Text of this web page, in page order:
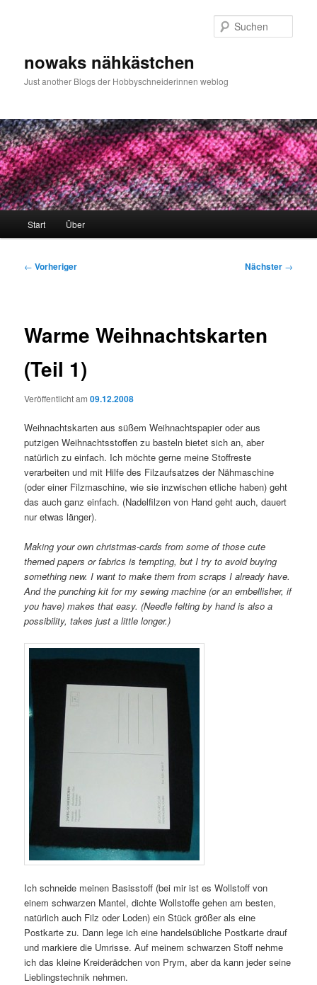
nowaks nähkästchen
Just another Blogs der Hobbyschneiderinnen weblog
Start Über
Beitragsnavigation
← Vorheriger Nächster →
Warme Weihnachtskarten
(Teil 1)
Veröffentlicht am09.12.2008
Weihnachtskarten aus süßem Weihnachtspapier oder aus
putzigen Weihnachtsstoffen zu basteln bietet sich an, aber
natürlich zu einfach. Ich möchte gerne meine Stoffreste
verarbeiten und mit Hilfe des Filzaufsatzes der Nähmaschine
(oder einer Filzmaschine, wie sie inzwischen etliche haben) geht
das auch ganz einfach. (Nadelfilzen von Hand geht auch, dauert
nur etwas länger).
Making your own christmas-cards from some of those cute
themed papers or fabrics is tempting, but I try to avoid buying
something new. I want to make them from scraps I already have.
And the punching kit for my sewing machine (or an embellisher, if
you have) makes that easy. (Needle felting by hand is also a
possibility, takes just a little longer.)
Ich schneide meinen Basisstoff (bei mir ist es Wollstoff von
einem schwarzen Mantel, dichte Wollstoffe gehen am besten,
natürlich auch Filz oder Loden) ein Stück größer als eine
Postkarte zu. Dann lege ich eine handelsübliche Postkarte drauf
und markiere die Umrisse. Auf meinem schwarzen Stoff nehme
ich das kleine Kreiderädchen von Prym, aber da kann jeder seine
Lieblingstechnik nehmen.